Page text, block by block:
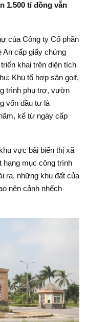
1.500 tỉ đồng vẫn
của Công ty Cổ phần
An cấp giấy chứng
khai trên diện tích
Khu tổ hợp sân golf,
trình phụ trợ, vườn
vốn đầu tư là
kể từ ngày cấp
vực bãi biển thị xã
hạng mục công trình
ra, những khu đất của
nên cảnh nhếch